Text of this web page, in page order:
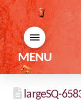
MENU
largeSQ-